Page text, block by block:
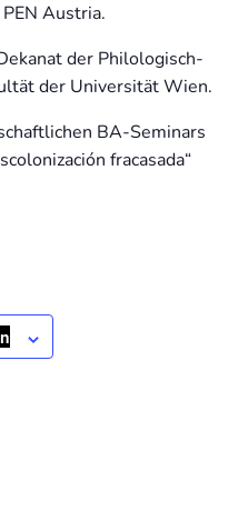
Austria.
der Philologisch-
der Universität Wien.
BA-Seminars
fracasada“